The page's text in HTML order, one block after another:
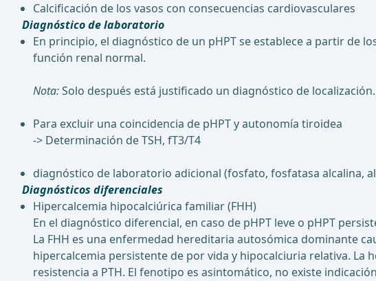
Calcificación de los vasos con consecuencias cardiovasculares
Diagnóstico de laboratorio
En principio, el diagnóstico de un pHPT se establece a partir
función renal normal.
Nota:Solo después está justificado un diagnóstico de localización.
Para excluir una coincidencia de pHPT y autonomía tiroidea
-> Determinación de TSH, fT3/T4
diagnóstico de laboratorio adicional (fosfato, fosfatasa alcalina,
Diagnósticos diferenciales
Hipercalcemia hipocalciúrica familiar (FHH)
En el diagnóstico diferencial, en caso de pHPT leve o pHPT
La FHH es una enfermedad hereditaria autosómica dominante
hipercalcemia persistente de por vida y hipocalciuria relativa.
resistencia a PTH. El fenotipo es asintomático, no existe